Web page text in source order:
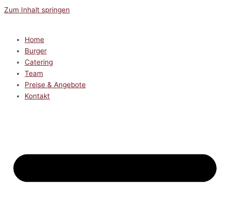
Zum Inhalt springen
Home
Burger
Catering
Team
Preise & Angebote
Kontakt